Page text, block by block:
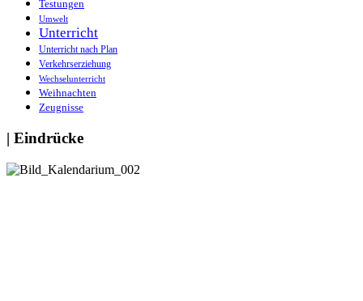
Testungen
Umwelt
Unterricht
Unterricht nach Plan
Verkehrserziehung
Wechselunterricht
Weihnachten
Zeugnisse
| Eindrücke